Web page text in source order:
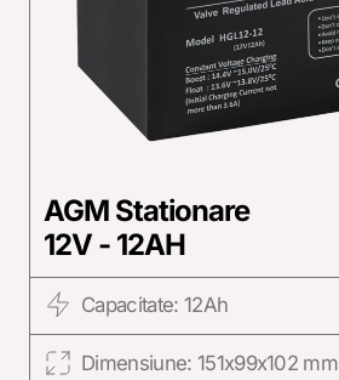
AGM Stationare
12V - 12AH
Capacitate: 12Ah
Dimensiune: 151x99x102 mm